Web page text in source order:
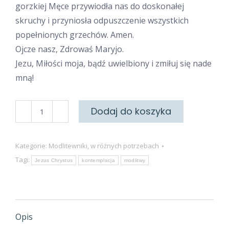
gorzkiej Męce przywiodła nas do doskonałej
skruchy i przyniosła odpuszczenie wszystkich
popełnionych grzechów. Amen.
Ojcze nasz, Zdrowaś Maryjo.
Jezu, Miłości moja, bądź uwielbiony i zmiłuj się nade
mną!
Tajemnica
Dodaj do koszyka
Kategorie: Modlitewniki, w różnych potrzebach
Tagi:
Jezus Chrystus kontemplacja modlitwy
Opis